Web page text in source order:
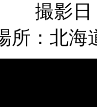
撮影日
所：北海